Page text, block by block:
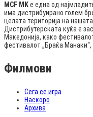
MCF MKе една од
има дистрибуирано голем
целата територија на
Дистрибутерската куќа е
Македонија, како
фестивалот „Браќа
Филмови
Сега се игра
Наскоро
Архива